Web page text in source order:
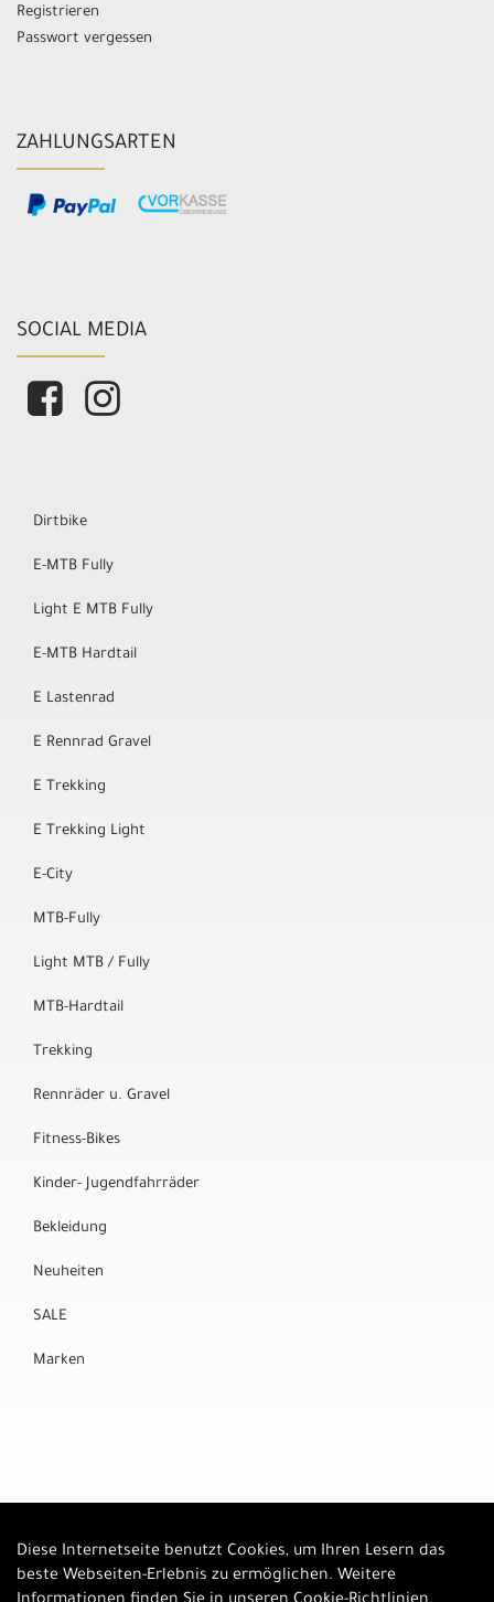
Registrieren
Passwort vergessen
ZAHLUNGSARTEN
SOCIAL MEDIA
Dirtbike
E-MTB Fully
Light E MTB Fully
E-MTB Hardtail
E Lastenrad
E Rennrad Gravel
E Trekking
E Trekking Light
E-City
MTB-Fully
Light MTB / Fully
MTB-Hardtail
Trekking
Rennräder u. Gravel
Fitness-Bikes
Kinder- Jugendfahrräder
Bekleidung
Neuheiten
SALE
Marken
Diese Internetseite benutzt Cookies, um Ihren Lesern das
beste Webseiten-Erlebnis zu ermöglichen. Weitere
Auftrag widerrufen